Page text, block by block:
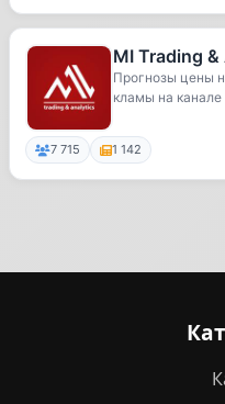
MI Trading
Прогнозы цены
кламы на
7 715 1 142